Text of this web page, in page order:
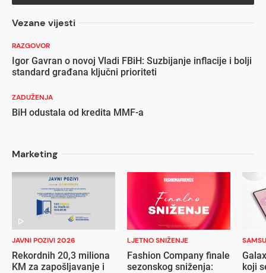
Vezane vijesti
RAZGOVOR
Igor Gavran o novoj Vladi FBiH: Suzbijanje inflacije i bolji
standard građana ključni prioriteti
ZADUŽENJA
BiH odustala od kredita MMF-a
Marketing
JAVNI POZIVI 2026
Rekordnih 20,3 miliona
KM za zapošljavanje i
LJETNO SNIŽENJE
Fashion Company finale
sezonskog sniženja:
koji